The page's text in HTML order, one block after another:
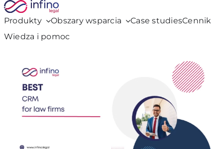
Przejdź
do
zawartości
Produkty Obszary wsparcia Case studiesCennik
Wiedza i pomoc